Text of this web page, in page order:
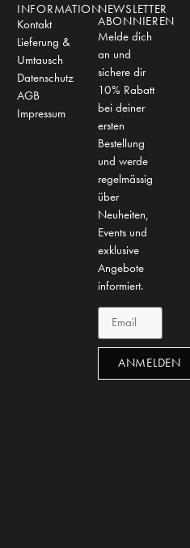
INFORMATION
Kontakt
Lieferung &
Umtausch
Datenschutz
AGB
Impressum
NEWSLETTER
ABONNIEREN
Melde dich
an und
sichere dir
10% Rabatt
bei deiner
ersten
Bestellung
und werde
regelmässig
über
Neuheiten,
Events und
exklusive
Angebote
informiert.
ANMELDEN